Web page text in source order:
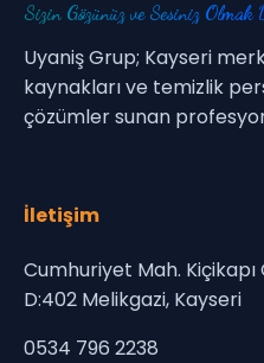
Sizin Gözünüz ve Sesiniz Olmak
Uyaniş Grup; Kayseri
kaynakları ve temizlik
çözümler sunan
İletişim
Cumhuriyet Mah. Kiçikapı
D:402 Melikgazi, Kayseri
0534 796 2238